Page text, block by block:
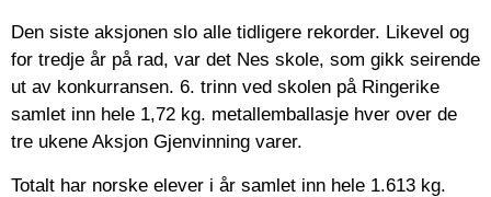
Den siste aksjonen slo alle tidligere rekorder. Likevel og
for tredje år på rad, var det Nes skole, som gikk seirende
ut av konkurransen. 6. trinn ved skolen på Ringerike
samlet inn hele 1,72 kg. metallemballasje hver over de
tre ukene Aksjon Gjenvinning varer.
Totalt har norske elever i år samlet inn hele 1.613 kg.